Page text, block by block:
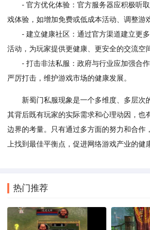
- 官方优化体验：官方服务器应积极听取
戏体验，如增加免费或低成本活动、调整游
- 建立健康社区：通过官方渠道建立更多
活动，为玩家提供更健康、更安全的交流空
- 打击非法私服：政府与行业应加强合作
严厉打击，维护游戏市场的健康发展。
新蜀门私服现象是一个多维度、多层次
其背后既有玩家的实际需求和心理动因，也
边界的考量。只有通过多方面的努力和合作
上找到最佳平衡点，促进网络游戏产业的健
热门推荐